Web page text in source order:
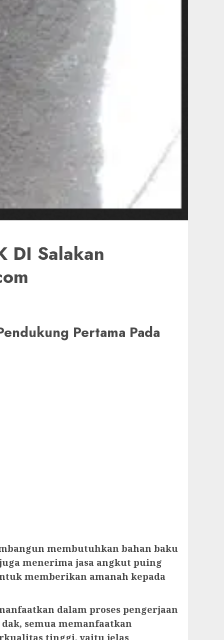
DI Salakan
Pertama Pada
membutuhkan bahan baku
menerima jasa angkut puing
memberikan amanah kepada
dalam proses pengerjaan
semua memanfaatkan
tinggi, yaitu jelas